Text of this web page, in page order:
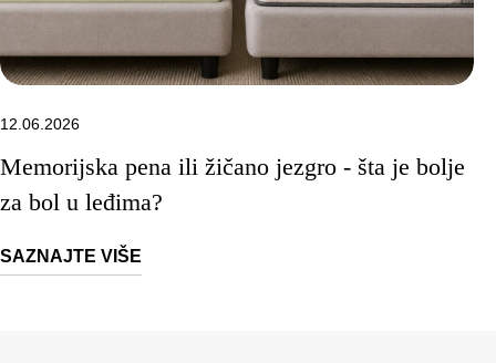
12.06.2026
Memorijska pena ili žičano jezgro - šta je bolje
za bol u leđima?
SAZNAJTE VIŠE